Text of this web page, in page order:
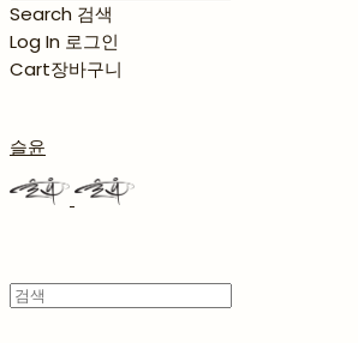
Search 검색
Log In 로그인
Cart장바구니
슬윤